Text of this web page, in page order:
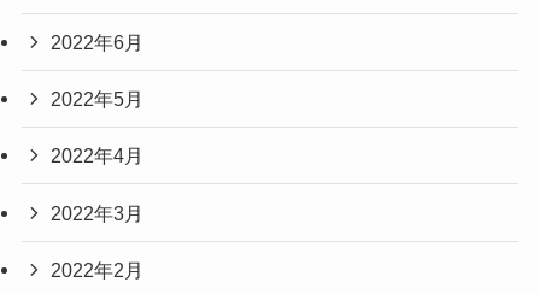
2022年6月
2022年5月
2022年4月
2022年3月
2022年2月